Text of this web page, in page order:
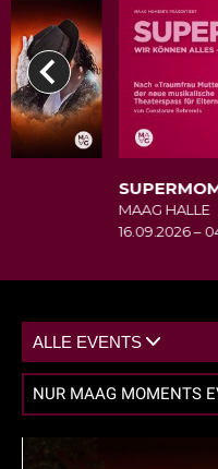
MAAG HALLE
16.09.2026 –
ALLE EVENTS
AUSSTELLUNGEN
NUR MAAG MOMENTS